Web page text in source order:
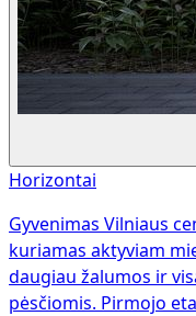
Horizontai
Gyvenimas Vilniaus
kuriamas aktyviam
daugiau žalumos ir
pėsčiomis. Pirmojo